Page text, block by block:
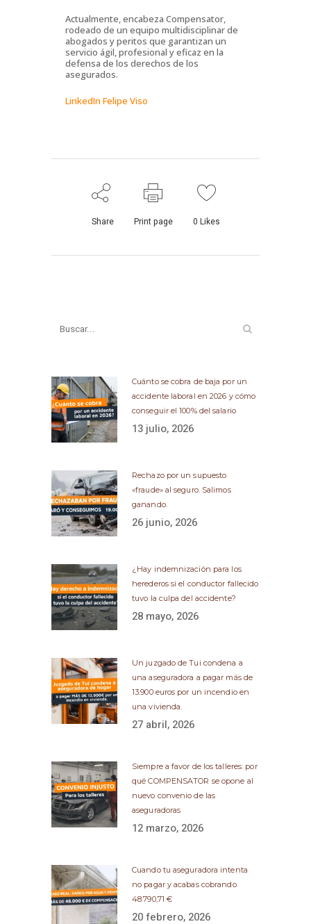
Actualmente, encabeza Compensator,
rodeado de un equipo multidisciplinar de
abogados y peritos que garantizan un
servicio ágil, profesional y eficaz en la
defensa de los derechos de los
asegurados.
LinkedIn Felipe Viso
Share Print page 0 Likes
Cuánto se cobra de baja por un
accidente laboral en 2026 y cómo
conseguir el 100% del salario
13 julio, 2026
Rechazo por un supuesto
«fraude» al seguro. Salimos
ganando.
26 junio, 2026
¿Hay indemnización para los
herederos si el conductor fallecido
tuvo la culpa del accidente?
28 mayo, 2026
Un juzgado de Tui condena a
una aseguradora a pagar más de
13.900 euros por un incendio en
una vivienda.
27 abril, 2026
Siempre a favor de los talleres: por
qué COMPENSATOR se opone al
nuevo convenio de las
aseguradoras
12 marzo, 2026
Cuando tu aseguradora intenta
no pagar y acabas cobrando
48.790,71 €
20 febrero, 2026